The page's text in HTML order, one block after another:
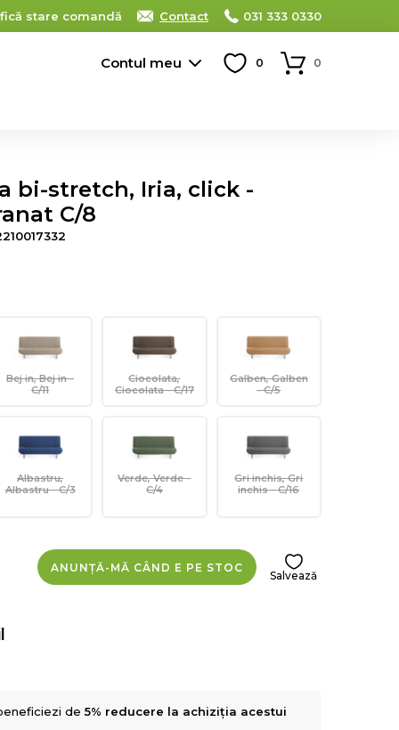
stare comandă Contact 031 333 0330
Contul meu 0 0
bi-stretch, Iria, click -
C/8
Bej in, Bej in -
C/11
Ciocolata,
Ciocolata - C/17
Galben, Galben
- C/5
Albastru,
Albastru - C/3
Verde, Verde -
C/4
Gri inchis, Gri
inchis - C/16
ANUNȚĂ-MĂ CÂND E PE STOC
Salvează
de5% reducere la achiziția acestui